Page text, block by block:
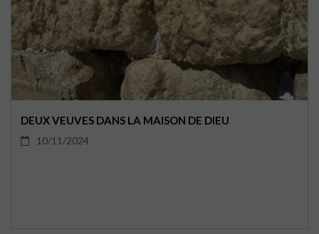
DEUX VEUVES DANS LA MAISON DE DIEU
10/11/2024